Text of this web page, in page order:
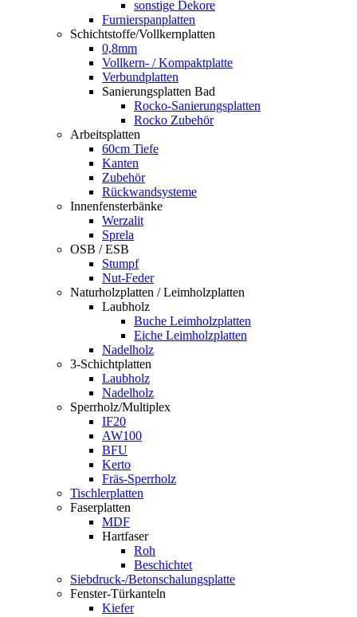
sonstige Dekore
Furnierspanplatten
Schichtstoffe/Vollkernplatten
0,8mm
Vollkern- / Kompaktplatte
Verbundplatten
Sanierungsplatten Bad
Rocko-Sanierungsplatten
Rocko Zubehör
Arbeitsplatten
60cm Tiefe
Kanten
Zubehör
Rückwandsysteme
Innenfensterbänke
Werzalit
Sprela
OSB / ESB
Stumpf
Nut-Feder
Naturholzplatten / Leimholzplatten
Laubholz
Buche Leimholzplatten
Eiche Leimholzplatten
Nadelholz
3-Schichtplatten
Laubholz
Nadelholz
Sperrholz/Multiplex
IF20
AW100
BFU
Kerto
Fräs-Sperrholz
Tischlerplatten
Faserplatten
MDF
Hartfaser
Roh
Beschichtet
Siebdruck-/Betonschalungsplatte
Fenster-Türkanteln
Kiefer